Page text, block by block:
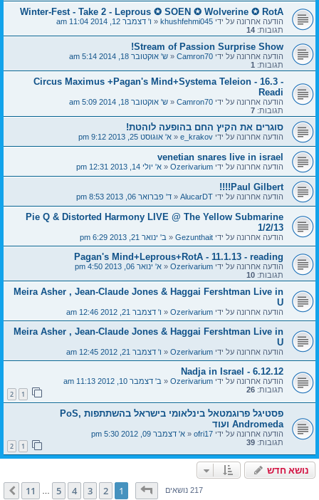
Winter-Fest - Take 2 - Leprous ✪ SOEN ✪ Wolverine ✪ RotA
הודעה אחרונה על ידי khushfehmi045
«ו' דצמבר 12, 2014 11:04 am
תגובות: 14
Stream of Passion Surprise Show!
הודעה אחרונה על ידי Camron70
«ש' אוקטובר 18, 2014 5:14 am
תגובות: 1
Circus Maximus +Pagan's Mind+Systema Teleion - 16.3 -
Readi
הודעה אחרונה על ידי Camron70
«ש' אוקטובר 18, 2014 5:09 am
תגובות: 7
סוגרים את הקיץ החם בהופעה לוהטת!
הודעה אחרונה על ידי e_krakov
«א' אוגוסט 25, 2013 9:12 pm
venetian snares live in israel
הודעה אחרונה על ידי Ozerivarium
«א' יולי 14, 2013 12:31 pm
Paul Gilbert!!!!
הודעה אחרונה על ידי AlucarDT
«ד' פברואר 06, 2013 8:53 pm
Pie Q & Distorted Harmony LIVE @ The Yellow Submarine
1/2/13
הודעה אחרונה על ידי Gezunthait
«ב' ינואר 21, 2013 6:29 pm
Pagan's Mind+Leprous+RotA - 11.1.13 - reading
הודעה אחרונה על ידי Ozerivarium
«א' ינואר 06, 2013 4:50 pm
תגובות: 10
Meira Asher , Jean-Claude Jones & Haggai Fershtman Live in
U
הודעה אחרונה על ידי Ozerivarium
«ו' דצמבר 21, 2012 12:46 am
Meira Asher , Jean-Claude Jones & Haggai Fershtman Live in
U
הודעה אחרונה על ידי Ozerivarium
«ו' דצמבר 21, 2012 12:45 am
Nadja in Israel - 6.12.12
הודעה אחרונה על ידי Ozerivarium
«ב' דצמבר 10, 2012 11:13 am
תגובות: 26
2
פסטיגל פרוגמטאל בינלאומי בישראל בהשתתפות PoS,
Andromeda ועוד
הודעה אחרונה על ידי ofri17
«א' דצמבר 09, 2012 5:30 pm
תגובות: 39
2
נושא חדש
217 נושאיםדף1מתוך11
1
2
3
4
5
11 הבא